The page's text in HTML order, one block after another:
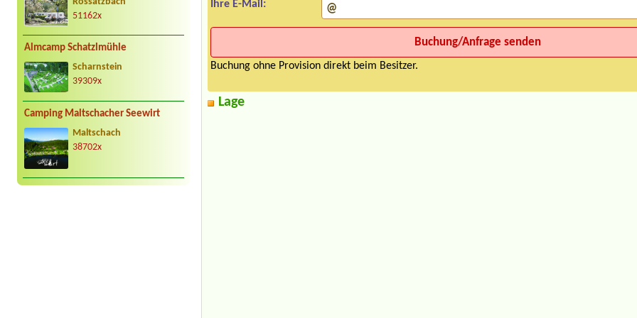
Rossatzbach
51162x
Almcamp Schatzlmühle
Scharnstein
39309x
Camping Maltschacher Seewirt
Maltschach
38702x
Ihre E-Mail:
Buchung ohne Provision direkt beim Besitzer.
Lage